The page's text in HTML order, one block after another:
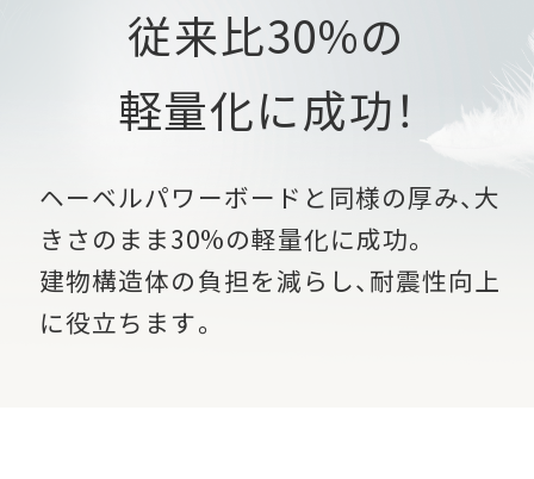
従来比30%の
軽量化に成功！
ヘーベルパワーボードと同様の厚み、 大
きさのまま30%の軽量化に成功。
建物構造体の負担を減らし、 耐震性向上
に役立ちます。